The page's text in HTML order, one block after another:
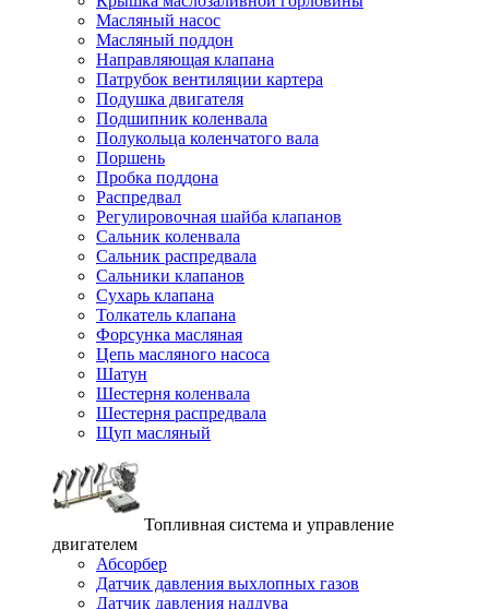
Масляный насос
Масляный поддон
Направляющая клапана
Патрубок вентиляции картера
Подушка двигателя
Подшипник коленвала
Полукольца коленчатого вала
Поршень
Пробка поддона
Распредвал
Регулировочная шайба клапанов
Сальник коленвала
Сальник распредвала
Сальники клапанов
Сухарь клапана
Толкатель клапана
Форсунка масляная
Цепь масляного насоса
Шатун
Шестерня коленвала
Шестерня распредвала
Щуп масляный
Топливная система и управление
двигателем
Абсорбер
Датчик давления выхлопных газов
Датчик давления наддува